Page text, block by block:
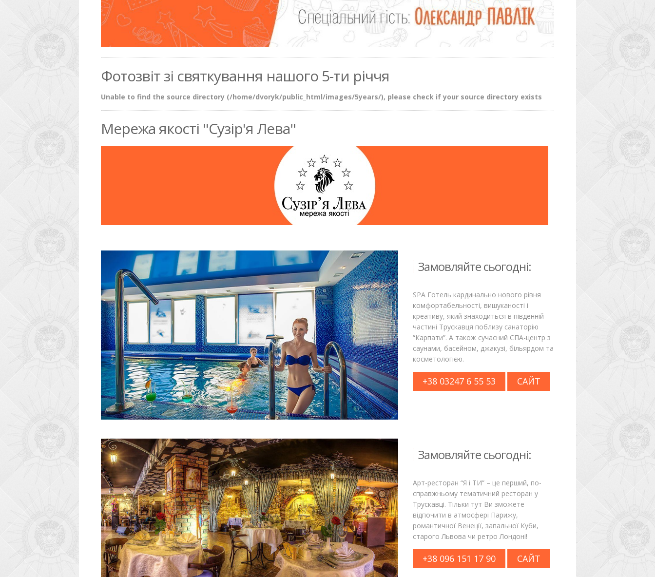
Фотозвіт зі святкування нашого 5-ти річчя
Unable to find the source directory (/home/dvoryk/public_html/images/5years/), please check if your source directory exists
Мережа якості "Сузір'я Лева"
Замовляйте сьогодні:
SPA Готель кардинально нового рівня
комфортабельності, вишуканості і
креативу, який знаходиться в південній
частині Трускавця поблизу санаторію
“Карпати”. А також сучасний СПА-центр з
саунами, басейном, джакузі, більярдом та
косметологією.
+38 03247 6 55 53 САЙТ
Замовляйте сьогодні:
Арт-ресторан “Я і ТИ” – це перший, по-
справжньому тематичний ресторан у
Трускавці. Тільки тут Ви зможете
відпочити в атмосфері Парижу,
романтичної Венеції, запальної Куби,
старого Львова чи ретро Лондоні!
+38 096 151 17 90 САЙТ